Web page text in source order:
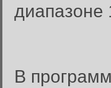
диапазоне
В